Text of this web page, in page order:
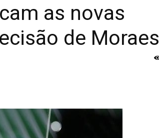
as novas
de Moraes